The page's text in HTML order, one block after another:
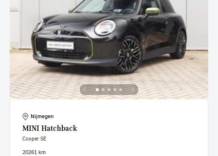
Nijmegen
MINI Hatchback
Cooper SE
20261 km